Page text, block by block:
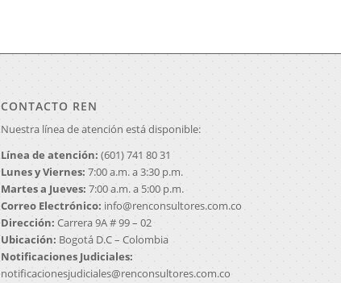
CONTACTO REN
Nuestra línea de atención está disponible:
Línea de atención:(601) 741 80 31
Lunes y Viernes:7:00 a.m. a 3:30 p.m.
Martes a Jueves:7:00 a.m. a 5:00 p.m.
Correo Electrónico: info@renconsultores.com.co
Dirección:Carrera 9A # 99 – 02
Ubicación: Bogotá D.C – Colombia
Notificaciones Judiciales:
notificacionesjudiciales@renconsultores.com.co